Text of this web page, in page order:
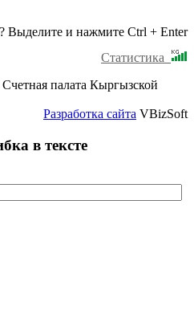
Выделите и нажмите Ctrl + Enter
Статистика
палата Кыргызской
Разработка сайта VBizSoft
в тексте